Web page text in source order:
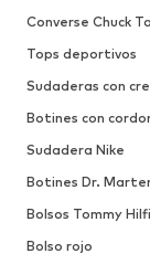
Converse Chuck
Tops deportivos
Sudaderas con
Botines con
Sudadera Nike
Botines Dr.
Bolsos Tommy
Bolso rojo